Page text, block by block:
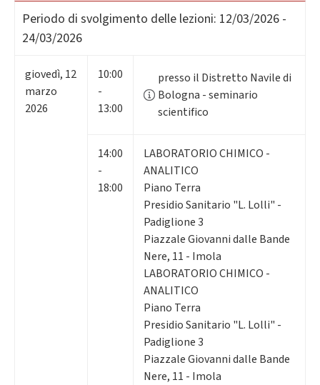
Periodo di svolgimento delle lezioni: 12/03/2026 -
24/03/2026
giovedì, 12
marzo
2026
10:00
-
13:00
presso il Distretto Navile di
Bologna - seminario
scientifico
14:00
-
18:00
LABORATORIO CHIMICO -
ANALITICO
Piano Terra
Presidio Sanitario "L. Lolli" -
Padiglione 3
Piazzale Giovanni dalle Bande
Nere, 11 - Imola
LABORATORIO CHIMICO -
ANALITICO
Piano Terra
Presidio Sanitario "L. Lolli" -
Padiglione 3
Piazzale Giovanni dalle Bande
Nere, 11 - Imola